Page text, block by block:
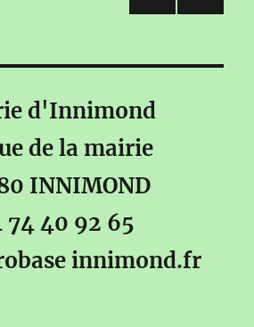
CÉD
E
ANT
d'Innimond
de la mairie
INNIMOND
74 40 92 65
innimond.fr